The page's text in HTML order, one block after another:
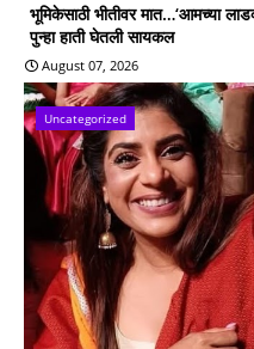
भूमिकेसाठी भीतीवर मात…‘आमच्या
पुन्हा हाती घेतली सायकल
August 07, 2026
Uncategorized